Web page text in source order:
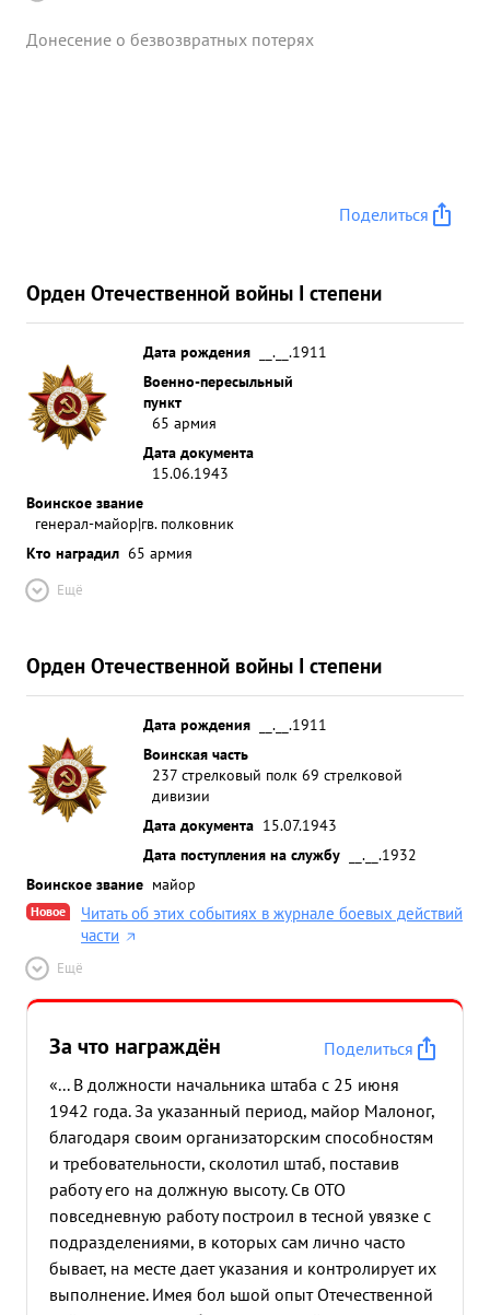
Донесение о безвозвратных потерях
Поделиться
Орден Отечественной войны I степени
Дата рождения
__.__.1911
Военно-пересыльный
пункт
65 армия
Дата документа
15.06.1943
Воинское звание
генерал-майор|гв. полковник
Кто наградил 65 армия
Ещё
Орден Отечественной войны I степени
Дата рождения
__.__.1911
Воинская часть
237 стрелковый полк 69 стрелковой
дивизии
Дата документа 15.07.1943
Дата поступления на службу
__.__.1932
Воинское звание майор
Новое
Читать об этих событиях в журнале боевых действий
части
Ещё
За что награждён
Поделиться
«... В должности начальника штаба с 25 июня
1942 года. За указанный период, майор Малоног,
благодаря своим организаторским способностям
и требовательности, сколотил штаб, поставив
работу его на должную высоту. Св ОТО
повседневную работу построил в тесной увязке с
подразделениями, в которых сам лично часто
бывает, на месте дает указания и контролирует их
выполнение. Имея бол ьшой опыт Отечественной